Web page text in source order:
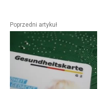
Poprzedni artykuł